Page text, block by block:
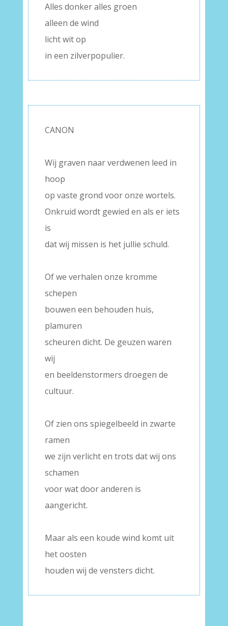
Alles donker alles groen
alleen de wind
licht wit op
in een zilverpopulier.
CANON
Wij graven naar verdwenen leed in
hoop
op vaste grond voor onze wortels.
Onkruid wordt gewied en als er iets
is
dat wij missen is het jullie schuld.
Of we verhalen onze kromme
schepen
bouwen een behouden huis,
plamuren
scheuren dicht. De geuzen waren
wij
en beeldenstormers droegen de
cultuur.
Of zien ons spiegelbeeld in zwarte
ramen
we zijn verlicht en trots dat wij ons
schamen
voor wat door anderen is
aangericht.
Maar als een koude wind komt uit
het oosten
houden wij de vensters dicht.